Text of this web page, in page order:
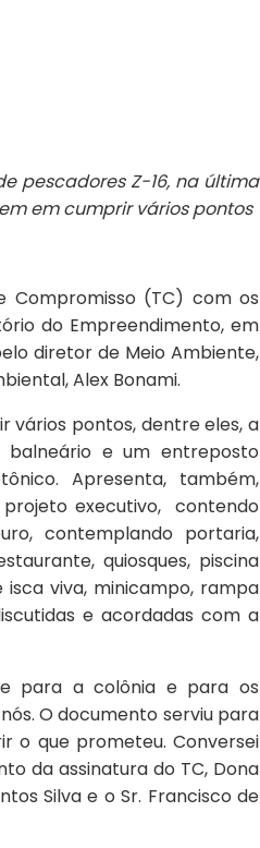
pescadores Z-16, na última
em cumprir vários pontos
Compromisso (TC) com os
do Empreendimento, em
diretor de Meio Ambiente,
Alex Bonami.
pontos, dentre eles, a
balneário e um entreposto
Apresenta, também,
executivo, contendo
contemplando portaria,
quiosques, piscina
viva, minicampo, rampa
e acordadas com a
para a colônia e para os
O documento serviu para
o que prometeu. Conversei
da assinatura do TC, Dona
Silva e o Sr. Francisco de